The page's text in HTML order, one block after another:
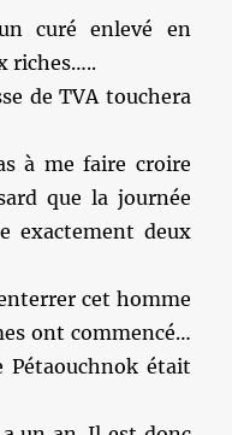
curé enlevé en
riches…..
de TVA touchera
à me faire croire
que la journée
exactement deux
cet homme
ont commencé…
Pétaouchnok était